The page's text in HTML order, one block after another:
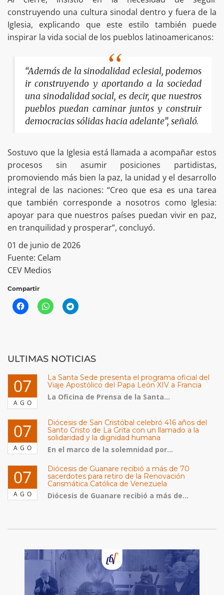
construyendo una cultura sinodal dentro y fuera de la
Iglesia, explicando que este estilo también puede
inspirar la vida social de los pueblos latinoamericanos:
“Además de la sinodalidad eclesial, podemos
ir construyendo y aportando a la sociedad
una sinodalidad social, es decir, que nuestros
pueblos puedan caminar juntos y construir
democracias sólidas hacia adelante”, señaló.
Sostuvo que la Iglesia está llamada a acompañar estos
procesos sin asumir posiciones partidistas,
promoviendo más bien la paz, la unidad y el desarrollo
integral de las naciones: “Creo que esa es una tarea
que también corresponde a nosotros como Iglesia:
apoyar para que nuestros países puedan vivir en paz,
en tranquilidad y prosperar”, concluyó.
01 de junio de 2026
Fuente: Celam
CEV Medios
Compartir
ULTIMAS NOTICIAS
07
AGO
La Santa Sede presenta el programa oficial del
Viaje Apostólico del Papa León XIV a Francia
La Oficina de Prensa de la Santa...
07
AGO
Diócesis de San Cristóbal celebró 416 años del
Santo Cristo de La Grita con un llamado a la
solidaridad y la dignidad humana
En el marco de la solemnidad por...
07
AGO
Diócesis de Guanare recibió a más de 70
sacerdotes para retiro de la Renovación
Carismática Católica de Venezuela
Diócesis de Guanare recibió a más de...